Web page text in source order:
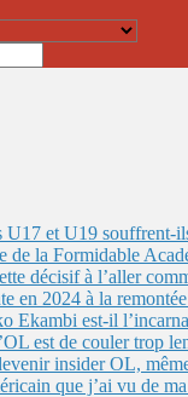
et U19 souffrent-
de la Formidable
décisif à l’aller
en 2024 à la
Ekambi est-il
est de couler trop
insider OL,
que j’ai vu de